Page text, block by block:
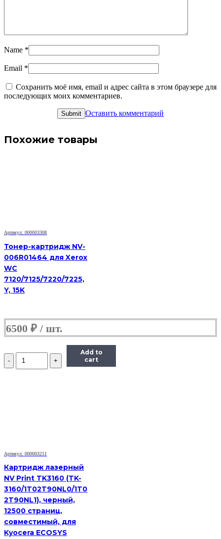
Name *
Email *
Сохранить моё имя, email и адрес сайта в этом браузере для
последующих моих комментариев.
Оставить комментарий
Похожие товары
Артикул: 000003308
Тонер-картридж NV-
006R01464 для Xerox
WC
7120/7125/7220/7225,
Y, 15K
6500 ₽
Количество
Тонер-
Add to
cart
Артикул: 000003211
Картридж лазерный
NV Print TK3160 (TK-
3160/1T02T90NL0/1T0
2T90NL1), черный,
12500 страниц,
совместимый, для
Kyocera ECOSYS